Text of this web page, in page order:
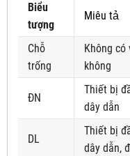
Biểu
tượng
Miêu tả
Chỗ
trống
Không
không
ĐN
Thiết bị
dây dẫn
DL
Thiết bị
dây dẫn,